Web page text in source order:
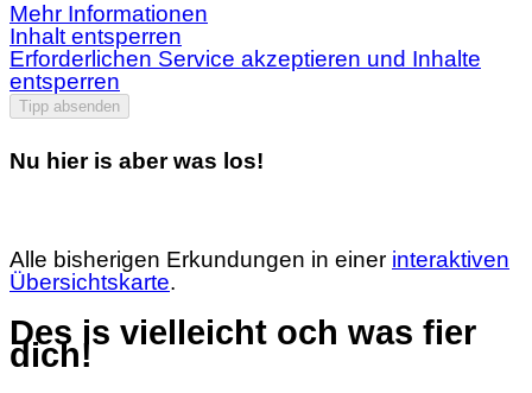
Mehr Informationen
Inhalt entsperren
Erforderlichen Service akzeptieren und Inhalte
entsperren
Tipp absenden
Nu hier is aber was los!
Alle bisherigen Erkundungen in einer interaktiven
Übersichtskarte.
Des is vielleicht och was fier
dich!